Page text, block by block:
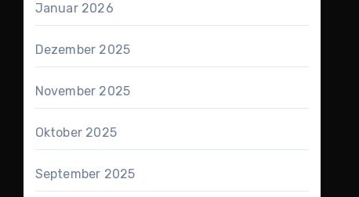
Januar 2026
Dezember 2025
November 2025
Oktober 2025
September 2025